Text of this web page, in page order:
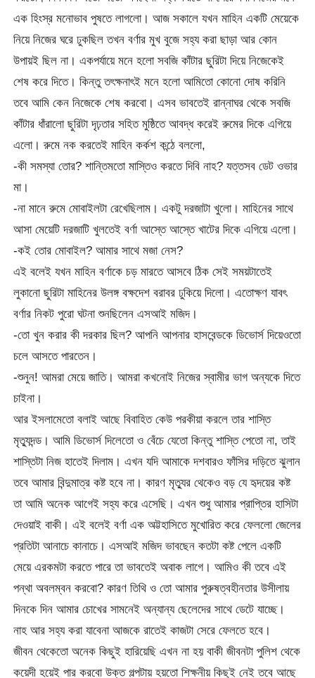
এক হিংস্র মনোভাব পুষতে লাগলো। আজ সকালে যখন মাহিন একটি মেয়েকে
নিয়ে নিজের ঘরে ঢুকছিল তখন বর্ণার মুখ বুজে সহ্য করা ছাড়া আর কোন
উপায়ই ছিল না। একপর্যায়ে মনে হলো সবজি কাঁটার ছুরিটা দিয়ে নিজেকেই
শেষ করে দিতে। কিন্তু তৎক্ষনাৎই মনে হলো আমিতো কোনো দোষ করিনি
তবে আমি কেন নিজেকে শেষ করবো। এসব ভাবতেই রান্নাঘর থেকে সবজি
কাঁটার ধাঁরালো ছুরিটা দৃঢ়তার সহিত মুষ্ঠিতে আবদ্ধ করেই রুমের দিকে এগিয়ে
এলো। রুমে নক করতেই মাহিন কর্কশ কন্ঠে বললো,
-কী সমস্যা তোর? শান্তিমতো মাস্তিও করতে দিবি নাহ? যত্তসব ডেট ওভার
মা।
-না মানে রুমে মোবাইলটা রেখেছিলাম। একটু দরজাটা খুলো। মাহিনের সাথে
আসা মেয়েটি দরজাটি খুলতেই বর্ণা আস্তে আস্তে খাটের দিকে এগিয়ে এলো।
-কই তোর মোবাইল? আমার সাথে মজা নেস?
এই বলেই যখন মাহিন বর্ণাকে চড় মারতে আসবে ঠিক সেই সময়টাতেই
লুকানো ছুরিটা মাহিনের উলঙ্গ বক্ষদেশ বরাবর ঢুকিয়ে দিলো। এতোক্ষণ যাবৎ
বর্ণার নিকট পুরো ঘটনা শুনছিলেন এসআই মজিদ।
-তো খুন করার কী দরকার ছিল? আপনি আপনার হাসবেন্ডকে ডিভোর্স দিয়েওতো
চলে আসতে পারতেন।
-শুনুন! আমরা মেয়ে জাতি। আমরা কখনোই নিজের স্বামীর ভাগ অন্যকে দিতে
চাইনা।
আর ইসলামেতো বলাই আছে বিবাহিত কেউ পরকীয়া করলে তার শাস্তি
মৃত্যুদন্ড। আমি ডিভোর্স দিলেতো ও বেঁচে যেতো কিন্তু শাস্তি পেতো না, তাই
শাস্তিটা নিজ হাতেই দিলাম। এখন যদি আমাকে দশবারও ফাঁসির দড়িতে ঝুলান
তবে আমার বিন্দুমাত্র কষ্ট হবে না। কারণ মৃত্যুর থেকেও বড় যে হৃদয়ের কষ্ট
তা আমি অনেক আগেই সহ্য করে এসেছি। এখন শুধু আমার প্রাপ্তির হাসিটা
দেওয়াই বাকী। এই বলেই বর্ণা এক অট্টহাসিতে মুখোরিত করে ফেললো জেলের
প্রতিটা আনাচে কানাচে। এসআই মজিদ ভাবছেন কতটা কষ্ট পেলে একটি
মেয়ে এরকমটা করতে পারে তা ভাবতেই অবাক লাগে। আমিও কী তবে এই
পন্থা অবলম্বন করবো? কারণ তিথি ও তো আমার পুরুষত্বহীনতার উসীলায়
দিনকে দিন আমার চোখের সামনেই অন্যান্য ছেলেদের সাথে ডেটে যাচ্ছে।
নাহ আর সহ্য করা যাবেনা আজকে রাতেই কাজটা সেরে ফেলতে হবে।
জীবন থেকেতো অনেক কিছুই হারিয়েছি এখন না হয় বাকী জীবনটা পুলিশ থেকে
কয়েদী হয়েই পার করবো উক্ত গল্পটায় হয়তো শিক্ষনীয় কিছুই নেই তবে আছে